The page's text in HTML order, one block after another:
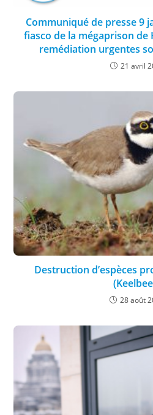
Communiqué de presse 9
fiasco de la mégaprison de
remédiation urgentes
21 avril
Destruction d’espèces
28 août